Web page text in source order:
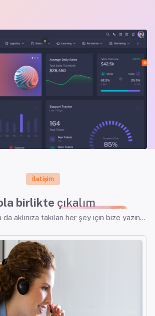
İletişim
birlikte çıkalım
aklınıza takılan her şey için bize yazın...